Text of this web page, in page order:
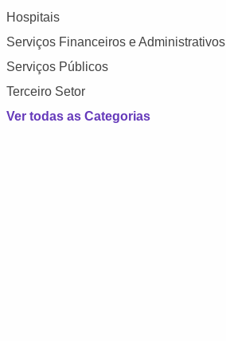
Hospitais
Serviços Financeiros e Administrativos
Serviços Públicos
Terceiro Setor
Ver todas as Categorias